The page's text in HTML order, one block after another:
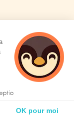
OK pour moi
2 personnes
consultent
actuellement cette